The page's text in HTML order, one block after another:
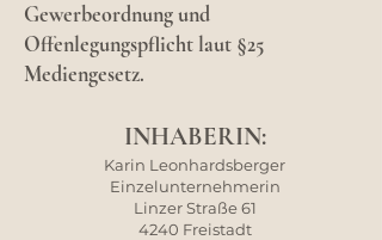
Gewerbeordnung und
Offenlegungspflicht laut §25
Mediengesetz.
INHABERIN:
Karin Leonhardsberger
Einzelunternehmerin
Linzer Straße 61
4240 Freistadt